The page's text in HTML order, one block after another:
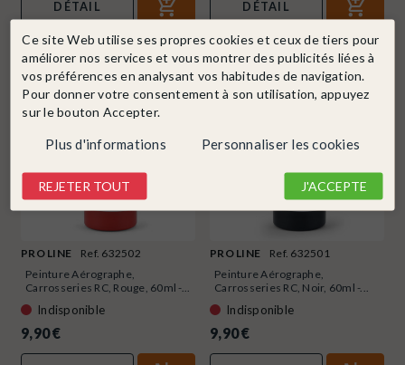
DÉTAIL DÉTAIL
PRO LINE
Ref. 632502
Peinture Aérographe,
Carrosseries RC, Rouge, 60ml -...
Indisponible
9,90 €
PRO LINE
Ref. 632501
Peinture Aérographe,
Carrosseries RC, Noir, 60ml -...
Indisponible
9,90 €
Ce site Web utilise ses propres cookies et ceux de tiers pour
améliorer nos services et vous montrer des publicités liées à
vos préférences en analysant vos habitudes de navigation.
Pour donner votre consentement à son utilisation, appuyez
sur le bouton Accepter.
Plus d'informations Personnaliser les cookies
REJETER TOUT J'ACCEPTE